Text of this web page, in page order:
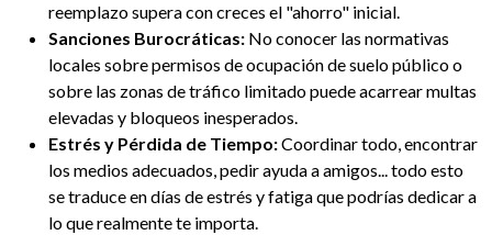
reemplazo supera con creces el "ahorro" inicial.
Sanciones Burocráticas: No conocer las normativas
locales sobre permisos de ocupación de suelo público o
sobre las zonas de tráfico limitado puede acarrear multas
elevadas y bloqueos inesperados.
Estrés y Pérdida de Tiempo:Coordinar todo, encontrar
los medios adecuados, pedir ayuda a amigos... todo esto
se traduce en días de estrés y fatiga que podrías dedicar a
lo que realmente te importa.